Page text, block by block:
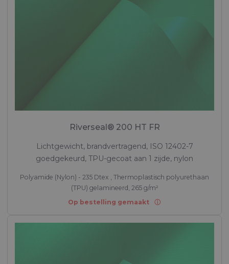
Riverseal® 200 HT FR
Lichtgewicht, brandvertragend, ISO 12402-7
goedgekeurd, TPU-gecoat aan 1 zijde, nylon
Polyamide (Nylon) - 235 Dtex , Thermoplastisch polyurethaan
(TPU) gelamineerd, 265 g/m²
Op bestelling gemaakt